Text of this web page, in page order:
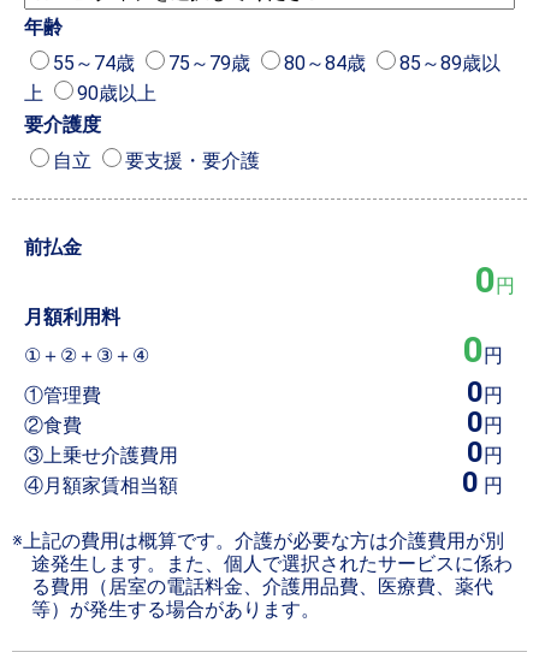
年齢
55～74歳
75～79歳 80～84歳
85～89歳以
上
90歳以上
要介護度
自立
要支援・要介護
前払金
0円
月額利用料
①＋②＋③＋④
0円
①管理費
0円
②食費
0円
③上乗せ介護費用
0円
④月額家賃相当額
0 円
※上記の費用は概算です。介護が必要な方は介護費用が別
途発生します。また、個人で選択されたサービスに係わ
る費用（居室の電話料金、介護用品費、医療費、薬代
等）が発生する場合があります。